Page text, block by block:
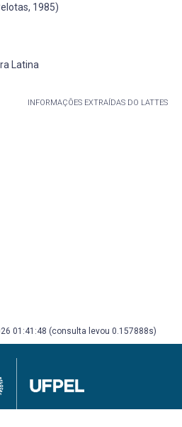
1985)
Latina
INFORMAÇÕES EXTRAÍDAS DO LATTES
01:41:48 (consulta levou 0.157888s)